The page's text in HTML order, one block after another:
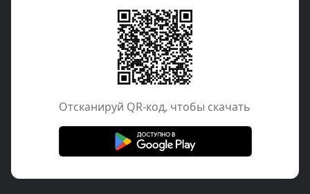
Отcканируй QR-код, чтобы скачать